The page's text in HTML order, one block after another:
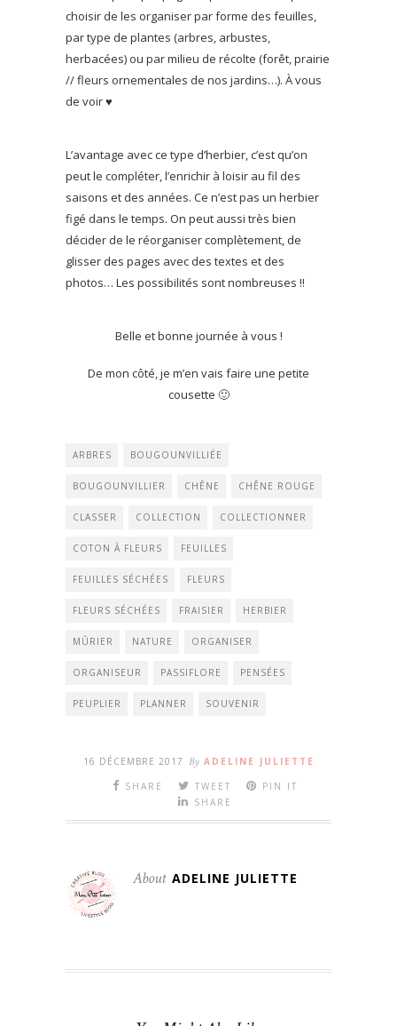
choisir de les organiser par forme des feuilles,
par type de plantes (arbres, arbustes,
herbacées) ou par milieu de récolte (forêt, prairie
// fleurs ornementales de nos jardins…). À vous
de voir ♥
L’avantage avec ce type d’herbier, c’est qu’on
peut le compléter, l’enrichir à loisir au fil des
saisons et des années. Ce n’est pas un herbier
figé dans le temps. On peut aussi très bien
décider de le réorganiser complètement, de
glisser des pages avec des textes et des
photos… Les possibilités sont nombreuses !!
Belle et bonne journée à vous !
De mon côté, je m’en vais faire une petite
cousette 🙂
ARBRES BOUGOUNVILLIÉE
BOUGOUNVILLIER CHÊNE CHÊNE ROUGE
CLASSER COLLECTION COLLECTIONNER
COTON À FLEURS FEUILLES
FEUILLES SÉCHÉES FLEURS
FLEURS SÉCHÉES FRAISIER HERBIER
MÛRIER NATURE ORGANISER
ORGANISEUR PASSIFLORE PENSÉES
PEUPLIER PLANNER SOUVENIR
16 DÉCEMBRE 2017 By ADELINE JULIETTE
SHARE
TWEET
PIN IT
SHARE
About ADELINE JULIETTE